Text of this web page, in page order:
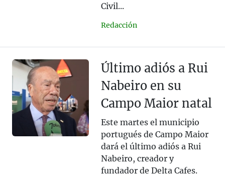
Civil...
Redacción
Último adiós a Rui
Nabeiro en su
Campo Maior natal
Este martes el municipio
portugués de Campo Maior
dará el último adiós a Rui
Nabeiro, creador y
fundador de Delta Cafes.